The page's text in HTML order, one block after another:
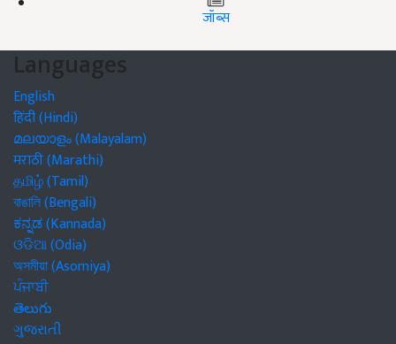
जॉब्स
Languages
English
हिंदी (Hindi)
മലയാളം (Malayalam)
मराठी (Marathi)
தமிழ் (Tamil)
বাঙালি (Bengali)
ಕನ್ನಡ (Kannada)
ଓଡିଆ (Odia)
অসমীয়া (Asomiya)
ਪੰਜਾਬੀ
తెలుగు
ગુજરાતી